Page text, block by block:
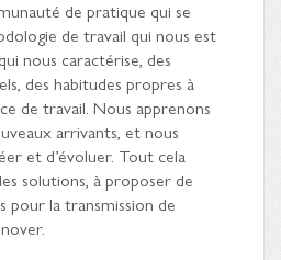
de pratique qui se
de travail qui nous est
nous caractérise, des
des habitudes propres à
de travail. Nous apprenons
arrivants, et nous
et d’évoluer. Tout cela
solutions, à proposer de
pour la transmission de